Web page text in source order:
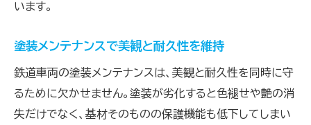
います。
塗装メンテナンスで美観と耐久性を維持
鉄道車両の塗装メンテナンスは、美観と耐久性を同時に守
るために欠かせません。塗装が劣化すると色褪せや艶の消
失だけでなく、基材そのものの保護機能も低下してしまい